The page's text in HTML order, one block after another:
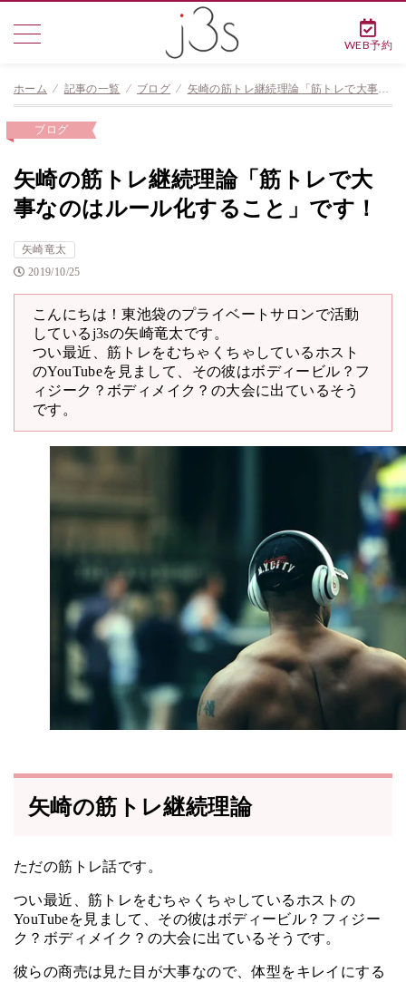
WEB予約
ホーム ⁄ 記事の一覧 ⁄ ブログ ⁄ 矢崎の筋トレ継続理論「筋トレで大事なのはルール化すること」です！
ブログ
矢崎の筋トレ継続理論「筋トレで大
事なのはルール化すること」です！
矢崎竜太
2019/10/25
こんにちは！東池袋のプライベートサロンで活動
しているj3sの矢崎竜太です。
つい最近、筋トレをむちゃくちゃしているホスト
のYouTubeを見まして、その彼はボディービル？フ
ィジーク？ボディメイク？の大会に出ているそう
です。
矢崎の筋トレ継続理論
ただの筋トレ話です。
つい最近、筋トレをむちゃくちゃしているホストの
YouTubeを見まして、その彼はボディービル？フィジー
ク？ボディメイク？の大会に出ているそうです。
彼らの商売は見た目が大事なので、体型をキレイにする